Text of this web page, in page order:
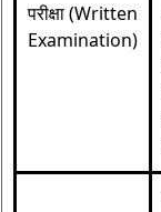
परीक्षा (Written
Examination)